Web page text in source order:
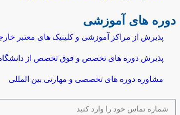
دوره های آموزشی
پذیرش از مراکز آموزشی و کلینیک های معتبر
پذیرش دوره های تخصص و فوق تخصص از
مشاوره دوره های تخصصی و مهارتی بین المللی